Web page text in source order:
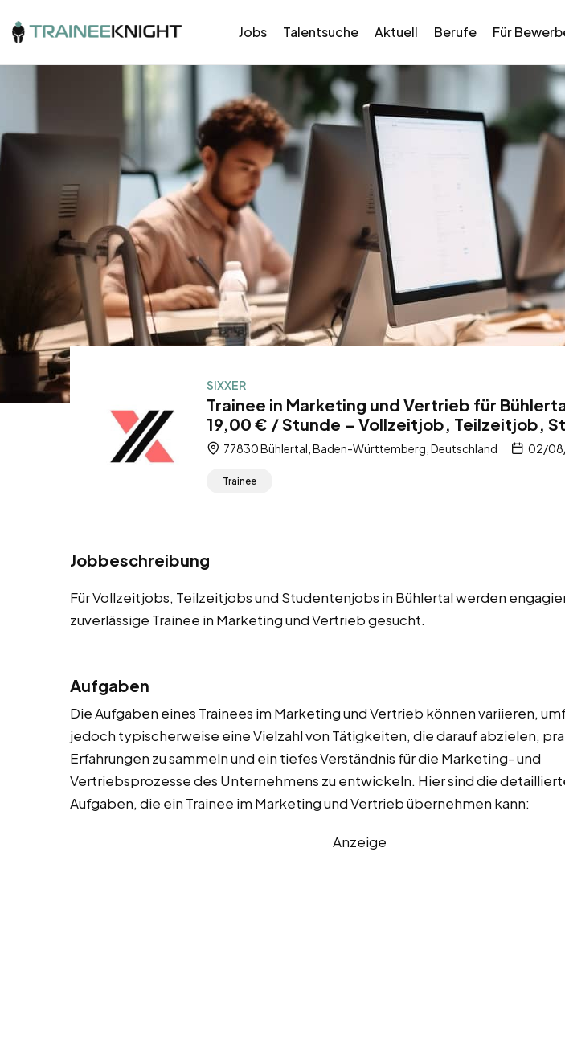
Jobs Talentsuche Aktuell Berufe Für
SIXXER
Trainee in Marketing und Vertrieb für
19,00 € / Stunde – Vollzeitjob, Teilzeitjob,
77830 Bühlertal, Baden-Württemberg, Deutschland 02/
Trainee
Jobbeschreibung
Für Vollzeitjobs, Teilzeitjobs und Studentenjobs in Bühlertal werden
zuverlässige Trainee in Marketing und Vertrieb gesucht.
Aufgaben
Die Aufgaben eines Trainees im Marketing und Vertrieb können variieren,
jedoch typischerweise eine Vielzahl von Tätigkeiten, die darauf abzielen,
Erfahrungen zu sammeln und ein tiefes Verständnis für die Marketing- und
Vertriebsprozesse des Unternehmens zu entwickeln. Hier sind die
Aufgaben, die ein Trainee im Marketing und Vertrieb übernehmen kann:
Anzeige